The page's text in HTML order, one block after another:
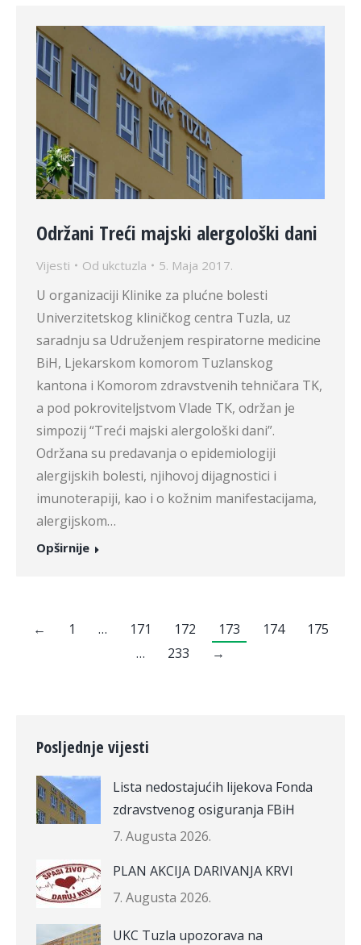
Održani Treći majski alergološki dani
Vijesti Od ukctuzla 5. Maja 2017.
U organizaciji Klinike za plućne bolesti
Univerzitetskog kliničkog centra Tuzla, uz
saradnju sa Udruženjem respiratorne medicine
BiH, Ljekarskom komorom Tuzlanskog
kantona i Komorom zdravstvenih tehničara TK,
a pod pokroviteljstvom Vlade TK, održan je
simpozij “Treći majski alergološki dani”.
Održana su predavanja o epidemiologiji
alergijskih bolesti, njihovoj dijagnostici i
imunoterapiji, kao i o kožnim manifestacijama,
alergijskom…
Opširnije
← 1 … 171 172 173 174
175
…
233 →
Posljednje vijesti
Lista nedostajućih lijekova Fonda
zdravstvenog osiguranja FBiH
7. Augusta 2026.
PLAN AKCIJA DARIVANJA KRVI
7. Augusta 2026.
UKC Tuzla upozorava na